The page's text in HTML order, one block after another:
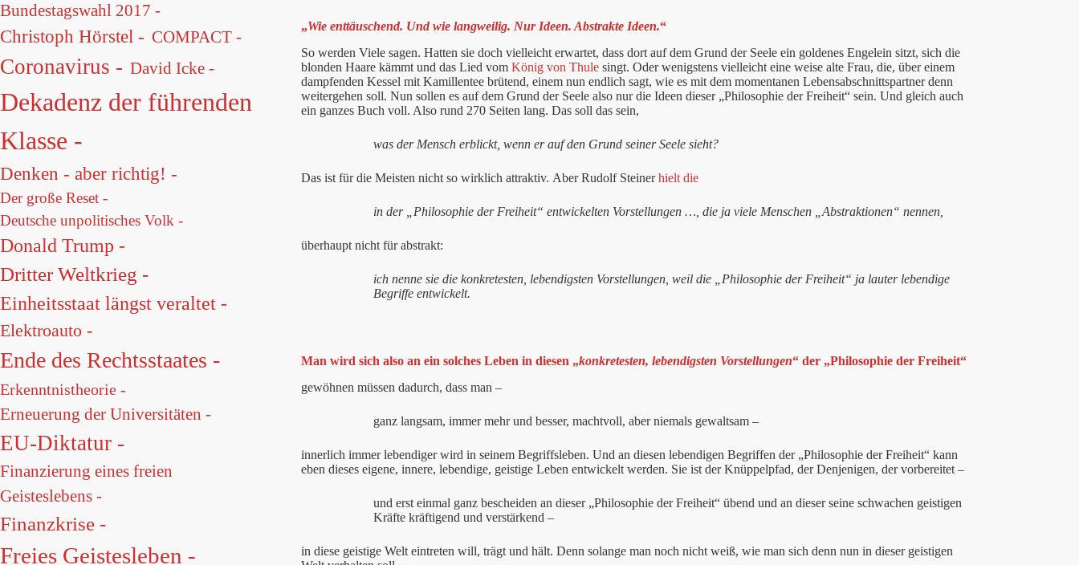
„Wie enttäuschend. Und wie langweilig. Nur Ideen. Abstrakte Ideen.“
So werden Viele sagen. Hatten sie doch vielleicht erwartet, dass dort auf dem Grund der Seele ein goldenes Engelein sitzt, sich die
blonden Haare kämmt und das Lied vom König von Thulesingt. Oder wenigstens vielleicht eine weise alte Frau, die, über einem
dampfenden Kessel mit Kamillentee brütend, einem nun endlich sagt, wie es mit dem momentanen Lebensabschnittspartner denn
weitergehen soll. Nun sollen es auf dem Grund der Seele also nur die Ideen dieser „Philosophie der Freiheit“ sein. Und gleich auch
ein ganzes Buch voll. Also rund 270 Seiten lang. Das soll das sein,
was der Mensch erblickt, wenn er auf den Grund seiner Seele sieht?
Das ist für die Meisten nicht so wirklich attraktiv. Aber Rudolf Steinerhielt die
in der „Philosophie der Freiheit“ entwickelten Vorstellungen …, die ja viele Menschen „Abstraktionen“ nennen,
überhaupt nicht für abstrakt:
ich nenne sie die konkretesten, lebendigsten Vorstellungen, weil die „Philosophie der Freiheit“ ja lauter lebendige
Begriffe entwickelt.
Man wird sich also an ein solches Leben in diesen „konkretesten, lebendigsten Vorstellungen“ der „Philosophie der Freiheit“
gewöhnen müssen dadurch, dass man –
ganz langsam, immer mehr und besser, machtvoll, aber niemals gewaltsam –
innerlich immer lebendiger wird in seinem Begriffsleben. Und an diesen lebendigen Begriffen der „Philosophie der Freiheit“ kann
eben dieses eigene, innere, lebendige, geistige Leben entwickelt werden. Sie ist der Knüppelpfad, der Denjenigen, der vorbereitet –
und erst einmal ganz bescheiden an dieser „Philosophie der Freiheit“ übend und an dieser seine schwachen geistigen
Kräfte kräftigend und verstärkend –
in diese geistige Welt eintreten will, trägt und hält. Denn solange man noch nicht weiß, wie man sich denn nun in dieser geistigen
Bundestagswahl 2017 -
Christoph Hörstel - COMPACT -
Coronavirus - David Icke -
Dekadenz der führenden
Klasse -
Denken - aber richtig! -
Der große Reset -
Deutsche unpolitisches Volk -
Donald Trump -
Dritter Weltkrieg -
Einheitsstaat längst veraltet -
Elektroauto -
Ende des Rechtsstaates -
Erkenntnistheorie -
Erneuerung der Universitäten -
EU-Diktatur -
Finanzierung eines freien
Geisteslebens -
Finanzkrise -
Freies Geistesleben -